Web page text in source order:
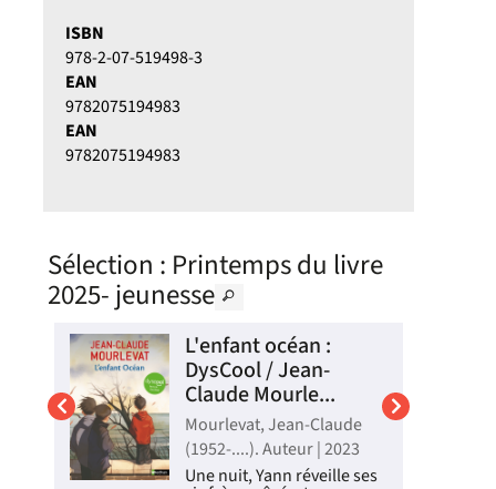
ISBN
978-2-07-519498-3
EAN
9782075194983
EAN
9782075194983
Sélection : Printemps du livre
2025- jeunesse
L'enfant océan :
DysCool / Jean-
Claude Mourle...
Mourlevat, Jean-Claude
(1952-....). Auteur | 2023
Une nuit, Yann réveille ses